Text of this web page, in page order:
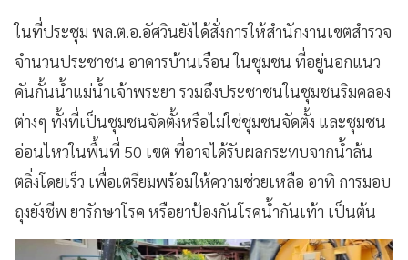
ในที่ประชุม พล.ต.อ.อัศวินยังได้สั่งการให้สำนักงานเขตสำรวจ
จำนวนประชาชน อาคารบ้านเรือน ในชุมชน ที่อยู่นอกแนว
คันกั้นน้ำแม่น้ำเจ้าพระยา รวมถึงประชาชนในชุมชนริมคลอง
ต่างๆ ทั้งที่เป็นชุมชนจัดตั้งหรือไม่ใช่ชุมชนจัดตั้ง และชุมชน
อ่อนไหวในพื้นที่ 50 เขต ที่อาจได้รับผลกระทบจากน้ำล้น
ตลิ่งโดยเร็ว เพื่อเตรียมพร้อมให้ความช่วยเหลือ อาทิ การมอบ
ถุงยังชีพ ยารักษาโรค หรือยาป้องกันโรคน้ำกันเท้า เป็นต้น